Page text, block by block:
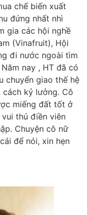
chế biến xuất
đứng nhất nhì
gia các hội nghề
(Vinafruit), Hội
đi nước ngoài tìm
nay , HT đã có
chuyển giao thế hệ
kỷ lưởng. Cô
miếng đất tốt ở
thú điền viên
Chuyện cô nữ
để nói, xin hẹn